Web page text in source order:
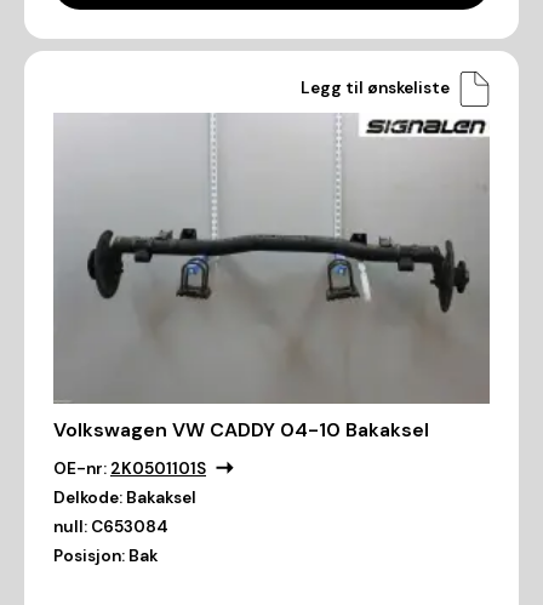
Legg til ønskeliste
Volkswagen VW CADDY 04-10 Bakaksel
OE-nr: 2K0501101S
Delkode: Bakaksel
null: C653084
Posisjon: Bak